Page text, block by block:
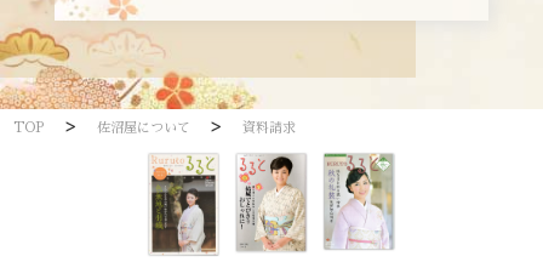
TOP > 佐沼屋について > 資料請求